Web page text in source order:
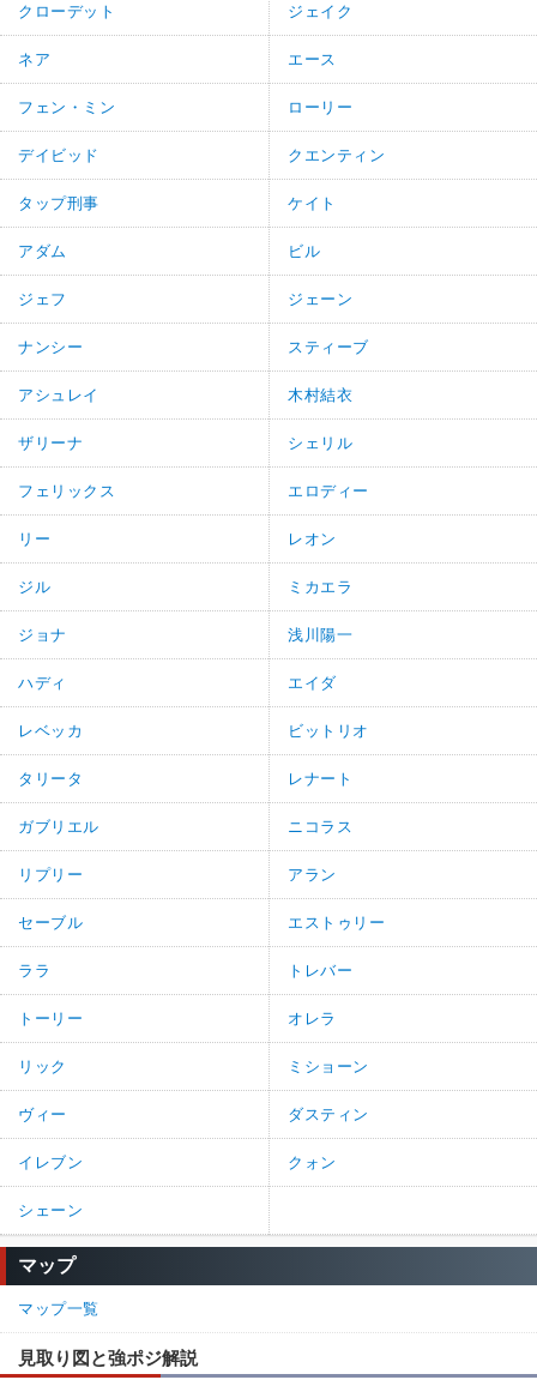
クローデット ジェイク
ネア エース
フェン・ミン ローリー
デイビッド クエンティン
タップ刑事 ケイト
アダム ビル
ジェフ ジェーン
ナンシー スティーブ
アシュレイ 木村結衣
ザリーナ シェリル
フェリックス エロディー
リー レオン
ジル ミカエラ
ジョナ 浅川陽一
ハディ エイダ
レベッカ ビットリオ
タリータ レナート
ガブリエル ニコラス
リプリー アラン
セーブル エストゥリー
ララ トレバー
トーリー オレラ
リック ミショーン
ヴィー ダスティン
イレブン クォン
シェーン
マップ
マップ一覧
見取り図と強ポジ解説